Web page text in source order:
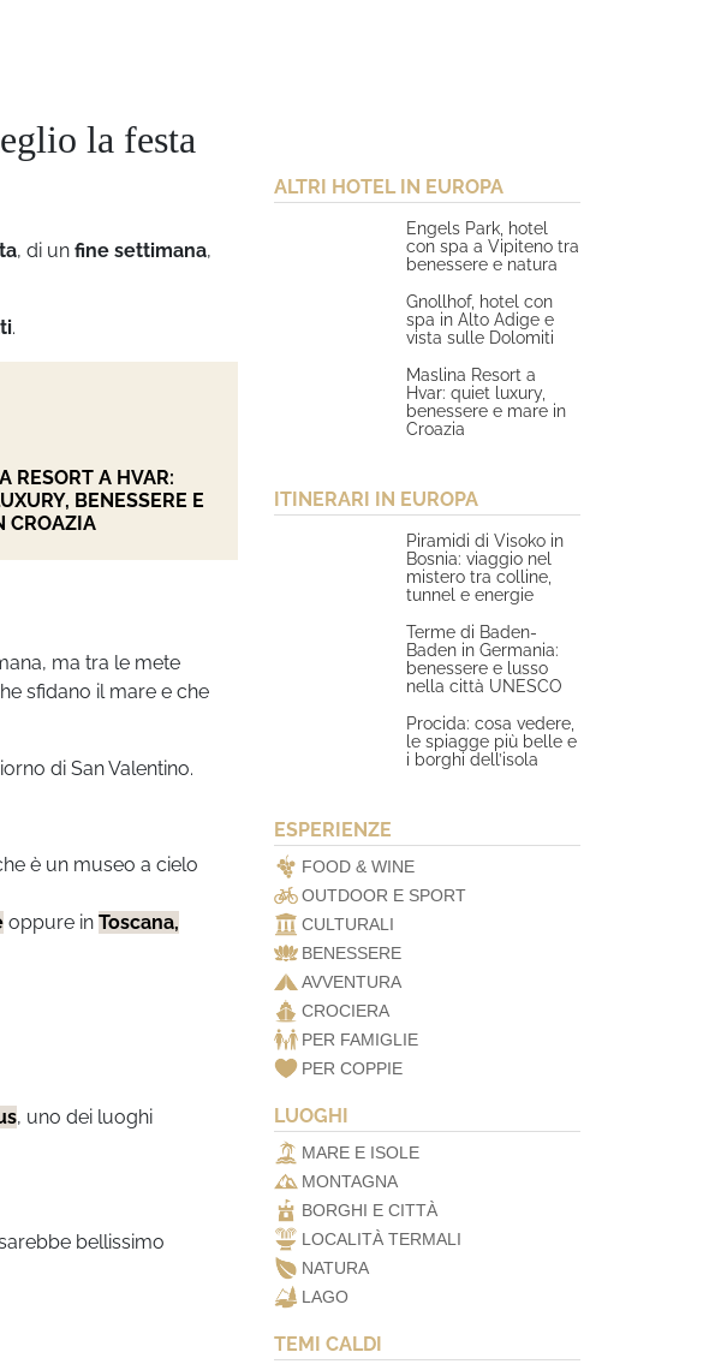
la festa
, di un fine settimana,
.
RESORT A HVAR:
BENESSERE E
CROAZIA
ma tra le mete
sfidano il mare e che
di San Valentino.
è un museo a cielo
oppure in Toscana,
, uno dei luoghi
bellissimo
ALTRI HOTEL IN EUROPA
Engels Park, hotel
con spa a Vipiteno tra
benessere e natura
Gnollhof, hotel con
spa in Alto Adige e
vista sulle Dolomiti
Maslina Resort a
Hvar: quiet luxury,
benessere e mare in
Croazia
ITINERARI IN EUROPA
Piramidi di Visoko in
Bosnia: viaggio nel
mistero tra colline,
tunnel e energie
Terme di Baden-
Baden in Germania:
benessere e lusso
nella città UNESCO
Procida: cosa vedere,
le spiagge più belle e
i borghi dell’isola
ESPERIENZE
FOOD & WINE
OUTDOOR E SPORT
CULTURALI
BENESSERE
AVVENTURA
CROCIERA
PER FAMIGLIE
PER COPPIE
LUOGHI
MARE E ISOLE
MONTAGNA
BORGHI E CITTÀ
LOCALITÀ TERMALI
NATURA
LAGO
TEMI CALDI